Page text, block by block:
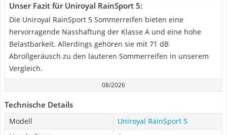
Unser Fazit für Uniroyal RainSport 5:
Die Uniroyal RainSport 5 Sommerreifen bieten eine
hervorragende Nasshaftung der Klasse A und eine hohe
Belastbarkeit. Allerdings gehören sie mit 71 dB
Abrollgeräusch zu den lauteren Sommerreifen in unserem
Vergleich.
08/2026
Technische Details
Modell
Uniroyal RainSport 5